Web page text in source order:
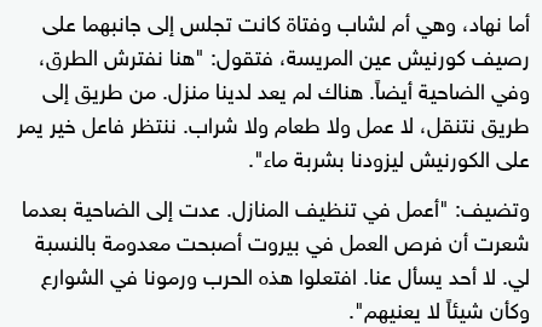
أما نهاد، وهي أم لشاب وفتاة كانت تجلس إلى جانبهما على
رصيف كورنيش عين المريسة، فتقول: "هنا نفترش الطرق،
وفي الضاحية أيضاً. هناك لم يعد لدينا منزل. من طريق إلى
طريق نتنقل، لا عمل ولا طعام ولا شراب. ننتظر فاعل خير يمر
على الكورنيش ليزودنا بشربة ماء".
وتضيف: "أعمل في تنظيف المنازل. عدت إلى الضاحية بعدما
شعرت أن فرص العمل في بيروت أصبحت معدومة بالنسبة
لي. لا أحد يسأل عنا. افتعلوا هذه الحرب ورمونا في الشوارع
وكأن شيئاً لا يعنيهم".